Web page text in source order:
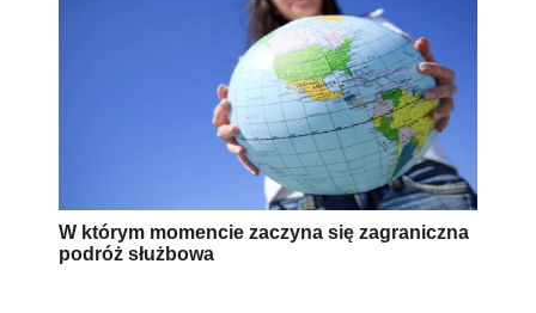
W którym momencie zaczyna się zagraniczna
podróż służbowa